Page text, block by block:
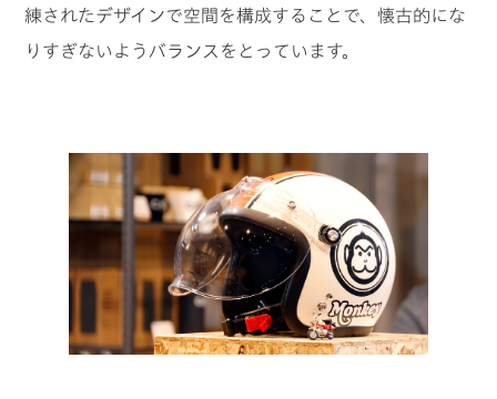
練されたデザインで空間を構成することで、懐古的にな
りすぎないようバランスをとっています。